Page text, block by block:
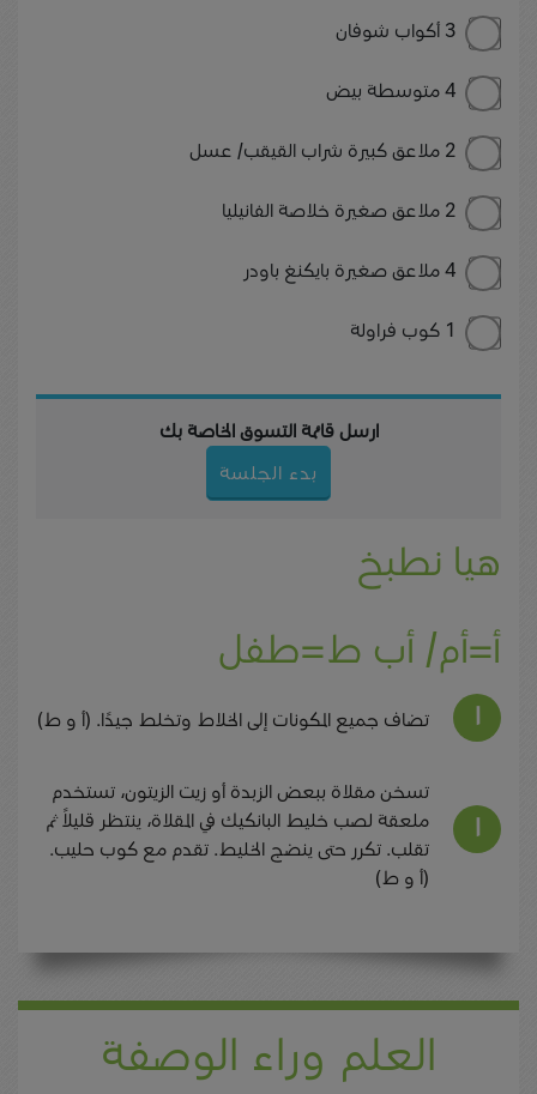
3 أكواب شوفان
4 متوسطة بيض
2 ملاعق كبيرة شراب القيقب/ عسل
2 ملاعق صغيرة خلاصة الفانيليا
4 ملاعق صغيرة بايكنغ باودر
1 كوب فراولة
ارسل قائمة التسوق الخاصة بك
بدء الجلسة
هيا نطبخ
أ=أم/ أب ط=طفل
تضاف جميع المكونات إلى الخلاط وتخلط جيدًا. (أ و ط)
تسخن مقلاة ببعض الزبدة أو زيت الزيتون، تستخدم
ملعقة لصب خليط البانكيك في المقلاة، ينتظر قليلاً ثم
تقلب. تكرر حتى ينضج الخليط. تقدم مع كوب حليب.
(أ و ط)
العلم وراء الوصفة